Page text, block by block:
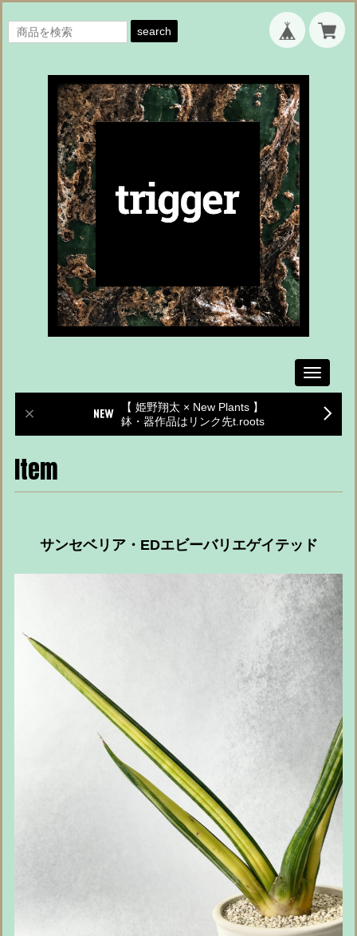
search
Toggle
【 姫野翔太 × New Plants 】
鉢・器作品はリンク先t.roots
Item
サンセベリア・EDエビーバリエゲイテッド